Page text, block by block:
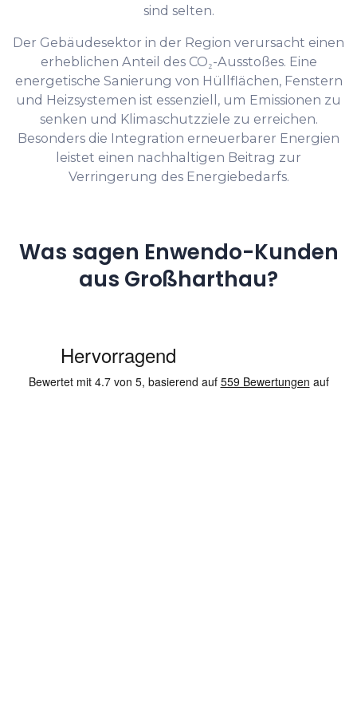
sind selten.
Der Gebäudesektor in der Region verursacht einen
erheblichen Anteil des CO₂-Ausstoßes. Eine
energetische Sanierung von Hüllflächen, Fenstern
und Heizsystemen ist essenziell, um Emissionen zu
senken und Klimaschutzziele zu erreichen.
Besonders die Integration erneuerbarer Energien
leistet einen nachhaltigen Beitrag zur
Verringerung des Energiebedarfs.
Was sagen Enwendo-Kunden
aus Großharthau?